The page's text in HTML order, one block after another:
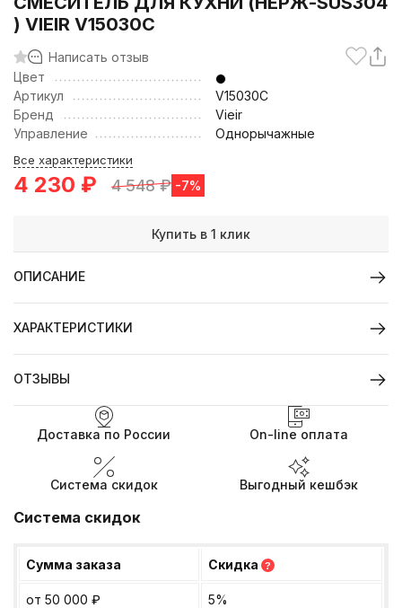
) VIEIR V15030C
Написать отзыв
Цвет
Артикул
V15030C
Бренд
Vieir
Управление
Однорычажные
Все характеристики
4 230 ₽ 4 548₽ -7%
Купить в 1 клик
ОПИСАНИЕ
ХАРАКТЕРИСТИКИ
ОТЗЫВЫ
Доставка по России On-line оплата
Система скидок Выгодный кешбэк
Система скидок
Сумма заказа Скидка ?
от 50 000 ₽ 5%